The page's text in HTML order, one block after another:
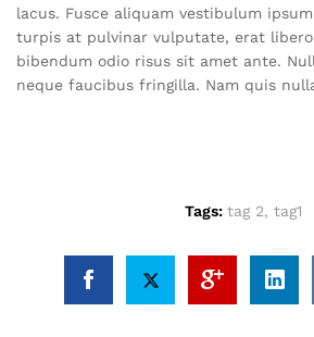
lacus. Fusce aliquam vestibulum
turpis at pulvinar vulputate, erat
bibendum odio risus sit amet ante.
neque faucibus fringilla. Nam quis
Tags: tag 2, tag1